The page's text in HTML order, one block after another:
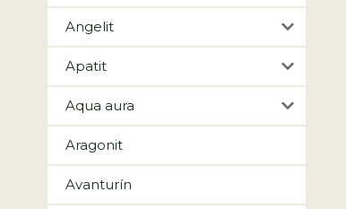
Angelit
Apatit
Aqua aura
Aragonit
Avanturín